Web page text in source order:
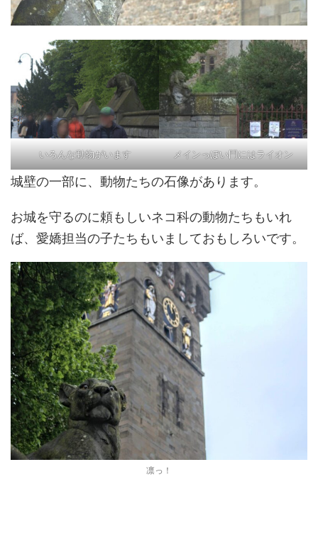
いろんな動物がいます メインっぽい門にはライオン
城壁の一部に、動物たちの石像があります。
お城を守るのに頼もしいネコ科の動物たちもいれ
ば、愛嬌担当の子たちもいましておもしろいです。
凛っ！